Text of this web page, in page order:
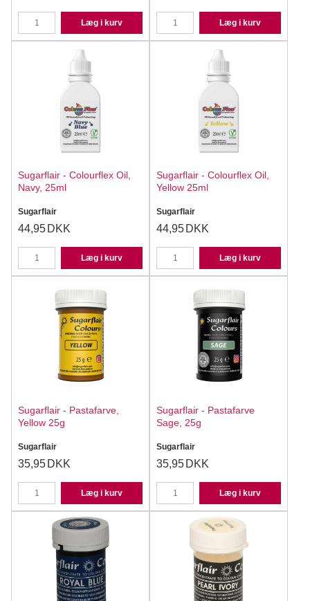
Læg i kurv Læg i kurv
Sugarflair - Colourflex Oil,
Navy, 25ml
Sugarflair
44,95 DKK
Læg i kurv
Sugarflair - Colourflex Oil,
Yellow 25ml
Sugarflair
44,95 DKK
Læg i kurv
Sugarflair - Pastafarve,
Yellow 25g
Sugarflair
35,95 DKK
Læg i kurv
Sugarflair - Pastafarve
Sage, 25g
Sugarflair
35,95 DKK
Læg i kurv